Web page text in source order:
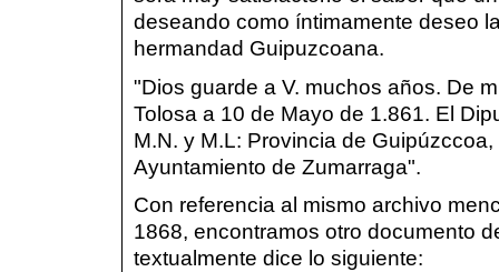
deseando como íntimamente deseo
hermandad Guipuzcoana.
"Dios guarde a V. muchos años. De
Tolosa a 10 de Mayo de 1.861. El
M.N. y M.L: Provincia de
Ayuntamiento de Zumarraga".
Con referencia al mismo archivo
1868, encontramos otro documento
textualmente dice lo siguiente: